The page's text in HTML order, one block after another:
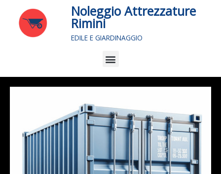
contenuto
Noleggio Attrezzature
Rimini
EDILE E GIARDINAGGIO
Menu